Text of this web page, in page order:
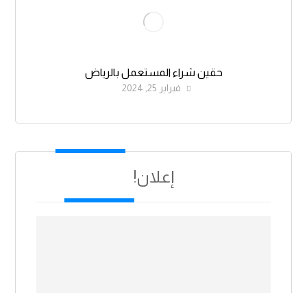
حقين شراء المستعمل بالرياض
فبراير 25, 2024
إعلان!